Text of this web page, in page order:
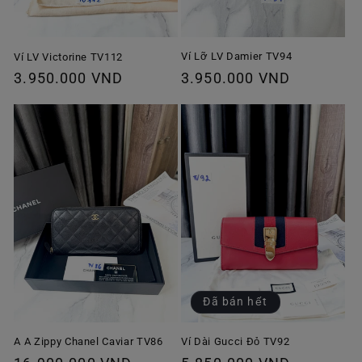
Ví LV Victorine TV112
Giá
thường
3.950.000 VND
Ví Lỡ LV Damier TV94
Giá
thường
3.950.000 VND
A A Zippy Chanel Caviar TV86
Đã bán hết
Ví Dài Gucci Đỏ TV92